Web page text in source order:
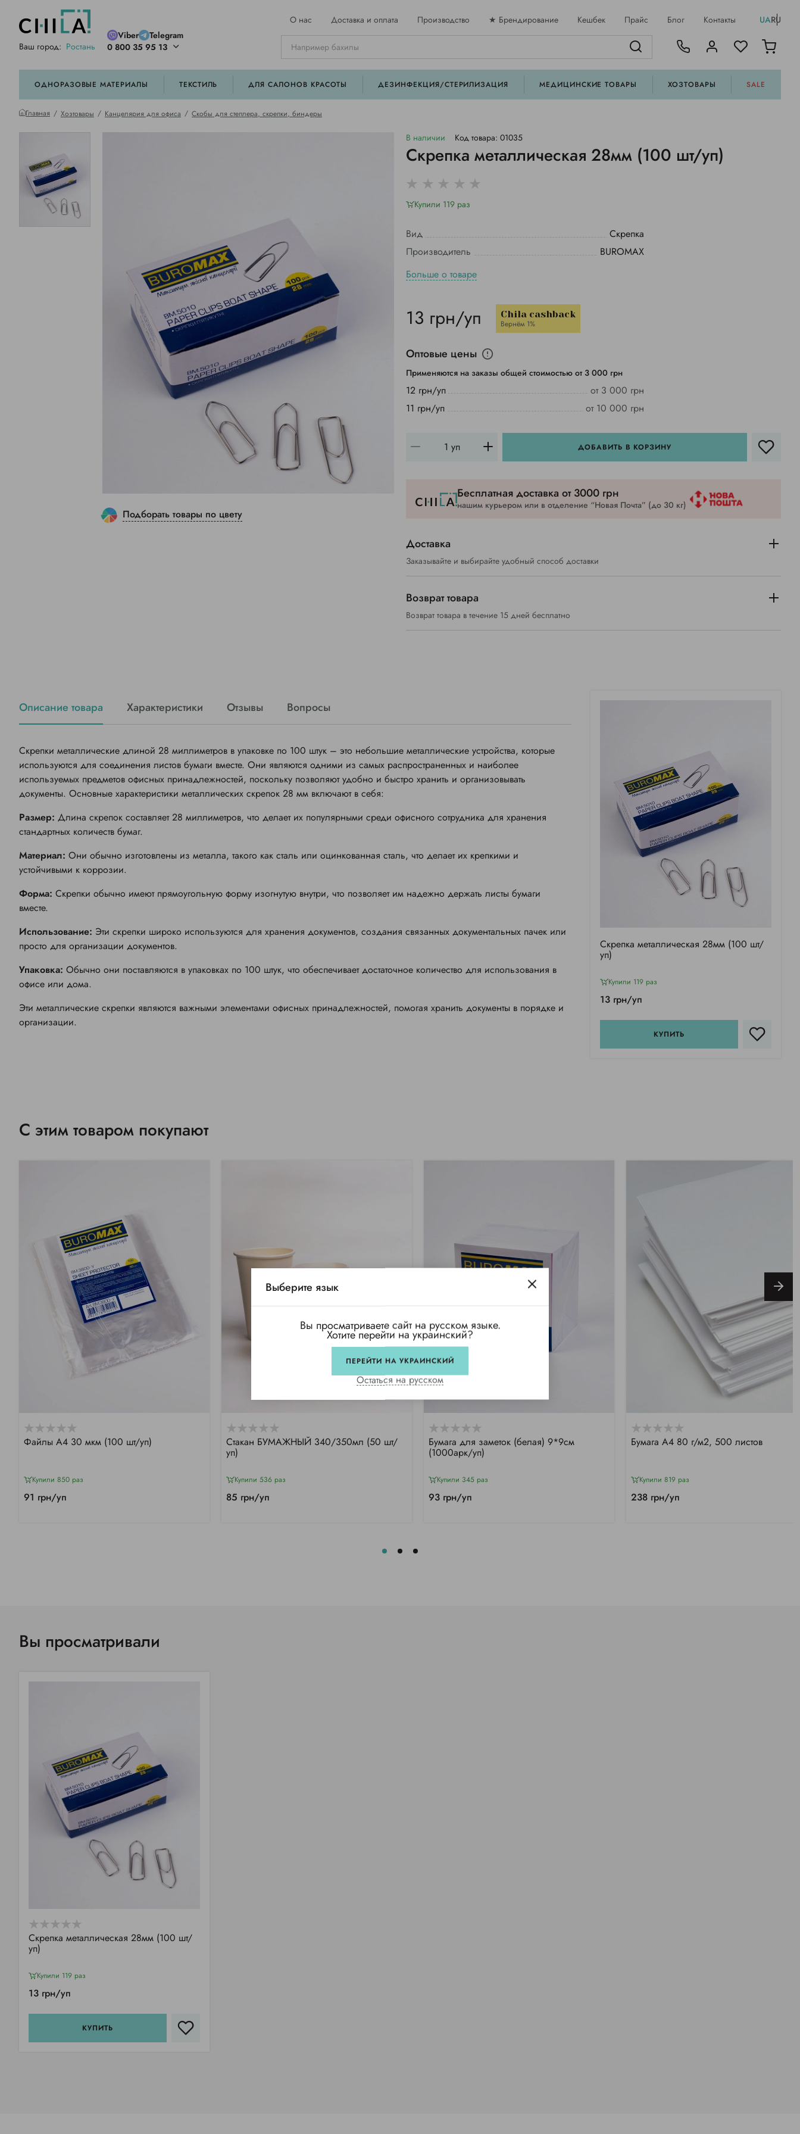
Ваш город: Ростань
Viber
Telegram
0 800 35 95 13
О нас Доставка и оплата Производство ★ Брендирование Кешбек Прайс Блог Контакты UARU
ОДНОРАЗОВЫЕ МАТЕРИАЛЫ ТЕКСТИЛЬ ДЛЯ САЛОНОВ КРАСОТЫ ДЕЗИНФЕКЦИЯ/СТЕРИЛИЗАЦИЯ МЕДИЦИНСКИЕ ТОВАРЫ ХОЗТОВАРЫ SALE
Главная Хозтовары Канцелярия для офиса Скобы для степлера, скрепки, биндеры
Подборать товары по цвету
В наличии Код товара: 01035
Скрепка металлическая 28мм (100 шт/уп)
Купили 119 раз
Вид
Скрепка
Производитель
BUROMAX
Больше о товаре
13 грн/уп Chila cashback
Вернём 1%
Оптовые цены
Применяются на заказы общей стоимостью от 3 000 грн
12 грн/уп
от 3 000 грн
11 грн/уп
от 10 000 грн
ДОБАВИТЬ В КОРЗИНУ
Бесплатная доставка от 3000 грн
нашим курьером или в отделение “Новая Почта” (до 30 кг)
Доставка
Заказывайте и выбирайте удобный способ доставки
Возврат товара
Возврат товара в течение 15 дней бесплатно
Описание товара Характеристики Отзывы Вопросы
Скрепки металлические длиной 28 миллиметров в упаковке по 100 штук – это небольшие металлические устройства, которые
используются для соединения листов бумаги вместе. Они являются одними из самых распространенных и наиболее
используемых предметов офисных принадлежностей, поскольку позволяют удобно и быстро хранить и организовывать
документы. Основные характеристики металлических скрепок 28 мм включают в себя:
Размер: Длина скрепок составляет 28 миллиметров, что делает их популярными среди офисного сотрудника для хранения
стандартных количеств бумаг.
Материал: Они обычно изготовлены из металла, такого как сталь или оцинкованная сталь, что делает их крепкими и
устойчивыми к коррозии.
Форма: Скрепки обычно имеют прямоугольную форму изогнутую внутри, что позволяет им надежно держать листы бумаги
вместе.
Использование: Эти скрепки широко используются для хранения документов, создания связанных документальных пачек или
просто для организации документов.
Упаковка: Обычно они поставляются в упаковках по 100 штук, что обеспечивает достаточное количество для использования в
офисе или дома.
Эти металлические скрепки являются важными элементами офисных принадлежностей, помогая хранить документы в порядке и
организации.
Скрепка металлическая 28мм (100 шт/
уп)
Купили 119 раз
13 грн/уп
КУПИТЬ
С этим товаром покупают
Файлы А4 30 мкм (100 шт/уп)
Купили 850 раз
91 грн/уп
Стакан БУМАЖНЫЙ 340/350мл (50 шт/
уп)
Купили 536 раз
85 грн/уп
Бумага для заметок (белая) 9*9см
(1000арк/уп)
Купили 345 раз
93 грн/уп
Бумага А4 80 г/м2, 500 листов
Купили 819 раз
238 грн/уп
Вы просматривали
Скрепка металлическая 28мм (100 шт/
уп)
Купили 119 раз
13 грн/уп
КУПИТЬ
Выберите язык
Вы просматриваете сайт на русском языке.
Хотите перейти на украинский?
ПЕРЕЙТИ НА УКРАИНСКИЙ
Остаться на русском